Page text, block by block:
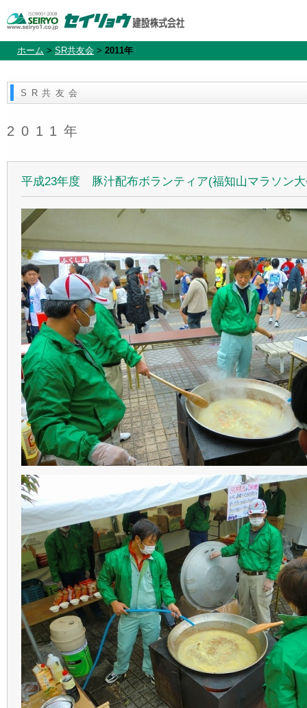
ホーム > SR共友会 > 2011年
SR共友会
2011年
平成23年度 豚汁配布ボランティア(福知山マラソン